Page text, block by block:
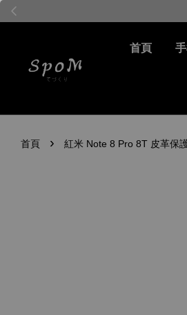
首頁
首頁 › 紅米 Note 8 Pro 8T 皮革保